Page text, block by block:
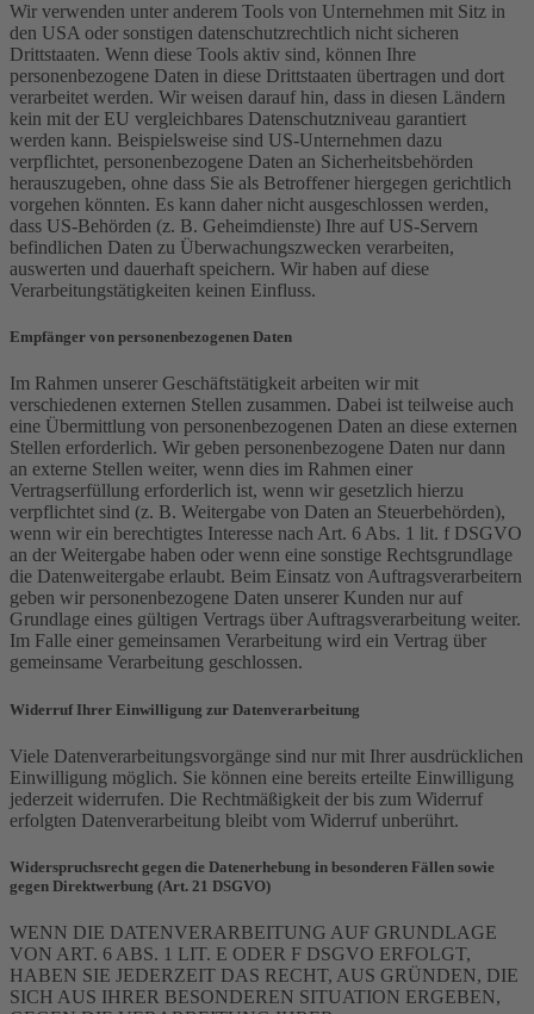
Wir verwenden unter anderem Tools von Unternehmen mit Sitz in
den USA oder sonstigen datenschutzrechtlich nicht sicheren
Drittstaaten. Wenn diese Tools aktiv sind, können Ihre
personenbezogene Daten in diese Drittstaaten übertragen und dort
verarbeitet werden. Wir weisen darauf hin, dass in diesen Ländern
kein mit der EU vergleichbares Datenschutzniveau garantiert
werden kann. Beispielsweise sind US-Unternehmen dazu
verpflichtet, personenbezogene Daten an Sicherheitsbehörden
herauszugeben, ohne dass Sie als Betroffener hiergegen gerichtlich
vorgehen könnten. Es kann daher nicht ausgeschlossen werden,
dass US-Behörden (z. B. Geheimdienste) Ihre auf US-Servern
befindlichen Daten zu Überwachungszwecken verarbeiten,
auswerten und dauerhaft speichern. Wir haben auf diese
Verarbeitungstätigkeiten keinen Einfluss.
Empfänger von personenbezogenen Daten
Im Rahmen unserer Geschäftstätigkeit arbeiten wir mit
verschiedenen externen Stellen zusammen. Dabei ist teilweise auch
eine Übermittlung von personenbezogenen Daten an diese externen
Stellen erforderlich. Wir geben personenbezogene Daten nur dann
an externe Stellen weiter, wenn dies im Rahmen einer
Vertragserfüllung erforderlich ist, wenn wir gesetzlich hierzu
verpflichtet sind (z. B. Weitergabe von Daten an Steuerbehörden),
wenn wir ein berechtigtes Interesse nach Art. 6 Abs. 1 lit. f DSGVO
an der Weitergabe haben oder wenn eine sonstige Rechtsgrundlage
die Datenweitergabe erlaubt. Beim Einsatz von Auftragsverarbeitern
geben wir personenbezogene Daten unserer Kunden nur auf
Grundlage eines gültigen Vertrags über Auftragsverarbeitung weiter.
Im Falle einer gemeinsamen Verarbeitung wird ein Vertrag über
gemeinsame Verarbeitung geschlossen.
Widerruf Ihrer Einwilligung zur Datenverarbeitung
Viele Datenverarbeitungsvorgänge sind nur mit Ihrer ausdrücklichen
Einwilligung möglich. Sie können eine bereits erteilte Einwilligung
jederzeit widerrufen. Die Rechtmäßigkeit der bis zum Widerruf
erfolgten Datenverarbeitung bleibt vom Widerruf unberührt.
Widerspruchsrecht gegen die Datenerhebung in besonderen Fällen sowie
gegen Direktwerbung (Art. 21 DSGVO)
WENN DIE DATENVERARBEITUNG AUF GRUNDLAGE
VON ART. 6 ABS. 1 LIT. E ODER F DSGVO ERFOLGT,
HABEN SIE JEDERZEIT DAS RECHT, AUS GRÜNDEN, DIE
SICH AUS IHRER BESONDEREN SITUATION ERGEBEN,